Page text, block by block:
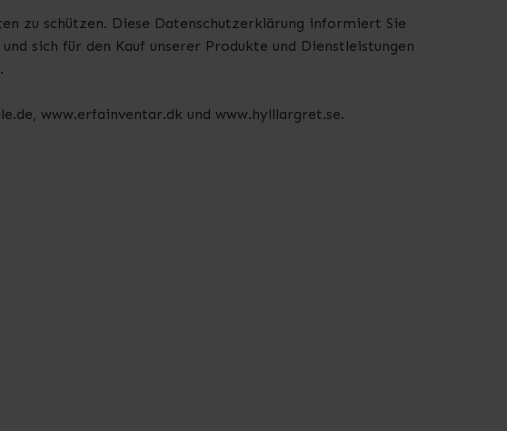
zu schützen. Diese Datenschutzerklärung informiert Sie
sich für den Kauf unserer Produkte und Dienstleistungen
www.erfainventar.dk und www.hylllargret.se.